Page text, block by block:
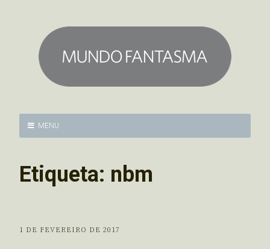
MENU
Etiqueta: nbm
1 DE FEVEREIRO DE 2017